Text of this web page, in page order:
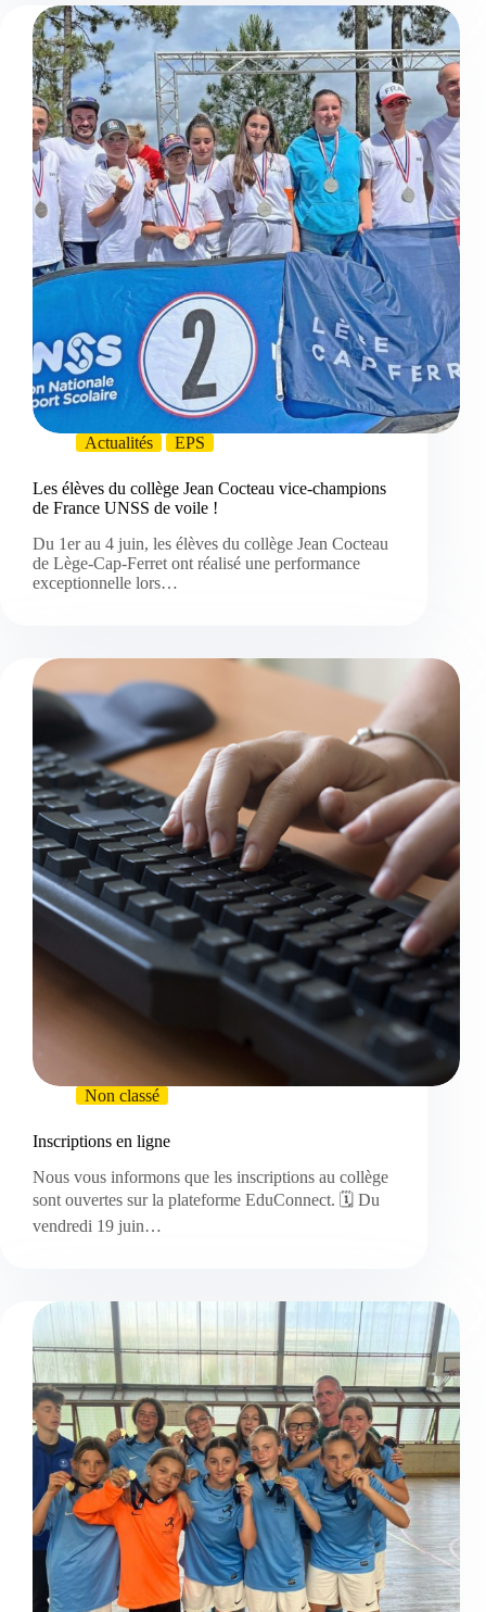
Actualités EPS
Les élèves du collège Jean Cocteau vice-champions
de France UNSS de voile !
Du 1er au 4 juin, les élèves du collège Jean Cocteau
de Lège-Cap-Ferret ont réalisé une performance
exceptionnelle lors…
Non classé
Inscriptions en ligne
Nous vous informons que les inscriptions au collège
sont ouvertes sur la plateforme EduConnect. 🗓️ Du
vendredi 19 juin…